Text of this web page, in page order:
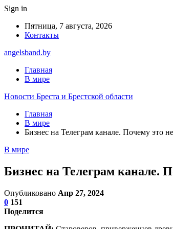
Sign in
Пятница, 7 августа, 2026
Контакты
angelsband.by
Главная
В мире
Новости Бреста и Брестской области
Главная
В мире
Бизнес на Телеграм канале. Почему это
В мире
Бизнес на Телеграм канале.
Опубликовано Апр 27, 2024
0 151
Поделится